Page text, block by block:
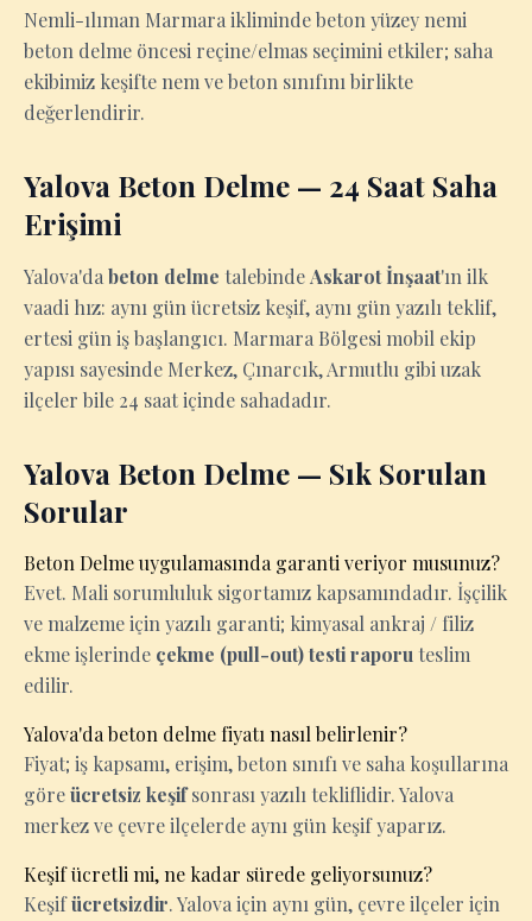
Nemli-ılıman Marmara ikliminde beton yüzey nemi
beton delme öncesi reçine/elmas seçimini etkiler; saha
ekibimiz keşifte nem ve beton sınıfını birlikte
değerlendirir.
Yalova Beton Delme — 24 Saat Saha
Erişimi
Yalova'da beton delme talebindeAskarot İnşaat'ın ilk
vaadi hız: aynı gün ücretsiz keşif, aynı gün yazılı teklif,
ertesi gün iş başlangıcı. Marmara Bölgesi mobil ekip
yapısı sayesinde Merkez, Çınarcık, Armutlu gibi uzak
ilçeler bile 24 saat içinde sahadadır.
Yalova Beton Delme — Sık Sorulan
Sorular
Beton Delme uygulamasında garanti veriyor musunuz?
Evet. Mali sorumluluk sigortamız kapsamındadır. İşçilik
ve malzeme için yazılı garanti; kimyasal ankraj / filiz
ekme işlerinde çekme (pull-out) testi raporu teslim
edilir.
Yalova'da beton delme fiyatı nasıl belirlenir?
Fiyat; iş kapsamı, erişim, beton sınıfı ve saha koşullarına
göreücretsiz keşifsonrası yazılı tekliflidir. Yalova
merkez ve çevre ilçelerde aynı gün keşif yaparız.
Keşif ücretli mi, ne kadar sürede geliyorsunuz?
Keşifücretsizdir. Yalova için aynı gün, çevre ilçeler için